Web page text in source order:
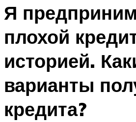
Я
плохой
историей.
варианты
кредита?